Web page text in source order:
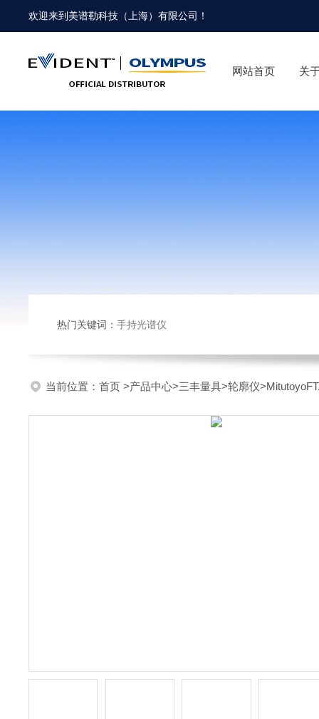
欢迎来到 美谱勒科技（上海）有限公司 ！
网站首页 关
热门关键词： 手持光谱仪
当前位置： 首页 >产品中心>三丰量具>轮廓仪